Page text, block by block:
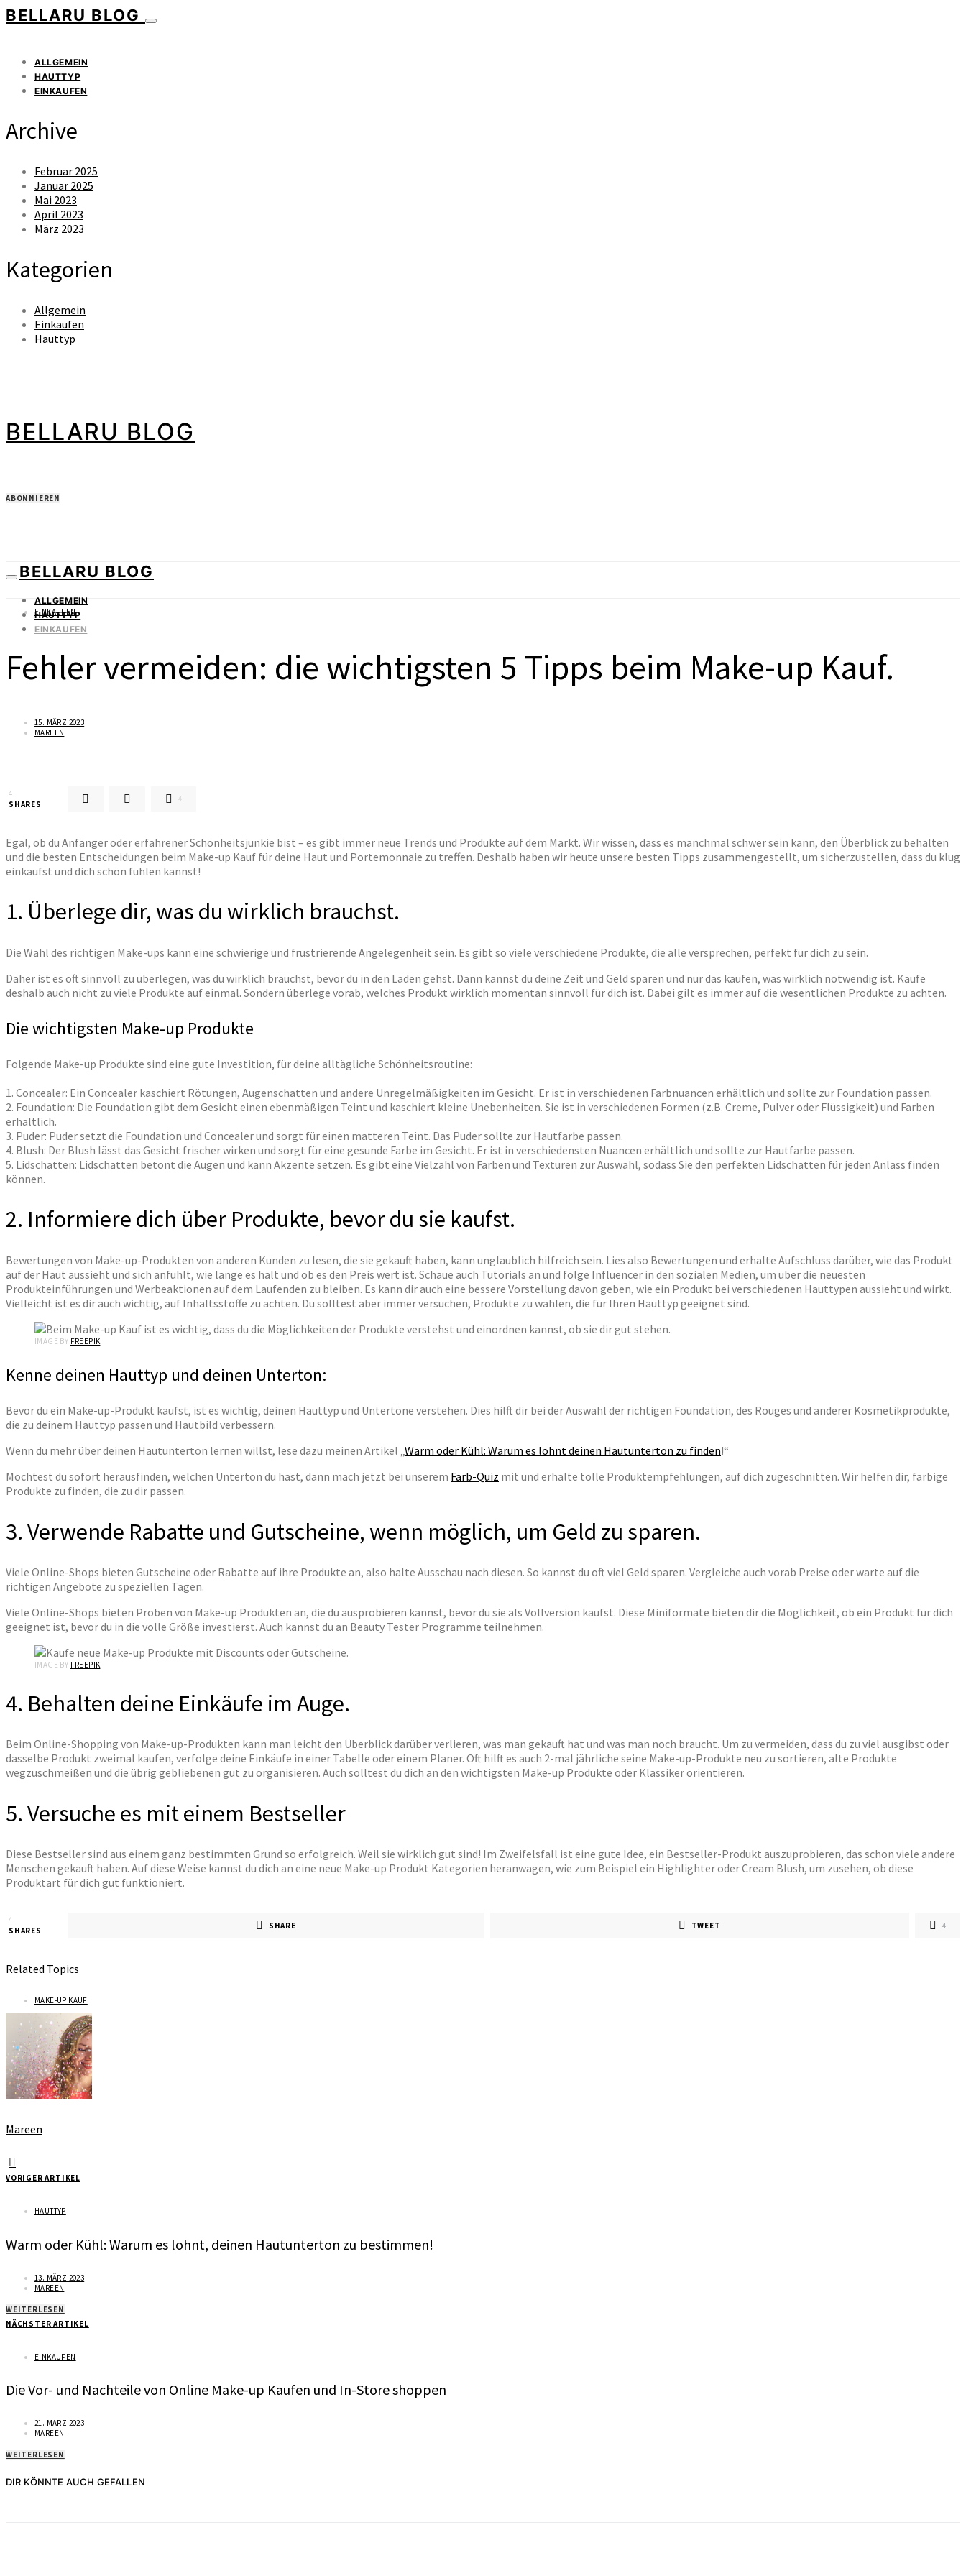
BELLARU BLOG
ALLGEMEIN
HAUTTYP
EINKAUFEN
Archive
Februar 2025
Januar 2025
Mai 2023
April 2023
März 2023
Kategorien
Allgemein
Einkaufen
Hauttyp
BELLARU BLOG
ABONNIEREN
BELLARU BLOG
ALLGEMEIN
HAUTTYP
EINKAUFEN
EINKAUFEN
Fehler vermeiden: die wichtigsten 5 Tipps beim Make-up Kauf.
15. MÄRZ 2023
MAREEN
4
SHARES
4
Egal, ob du Anfänger oder erfahrener Schönheitsjunkie bist – es gibt immer neue Trends und Produkte auf dem Markt. Wir wissen, dass es manchmal schwer sein kann, den Überblick zu behalten
und die besten Entscheidungen beim Make-up Kauf für deine Haut und Portemonnaie zu treffen. Deshalb haben wir heute unsere besten Tipps zusammengestellt, um sicherzustellen, dass du klug
einkaufst und dich schön fühlen kannst!
1. Überlege dir, was du wirklich brauchst.
Die Wahl des richtigen Make-ups kann eine schwierige und frustrierende Angelegenheit sein. Es gibt so viele verschiedene Produkte, die alle versprechen, perfekt für dich zu sein.
Daher ist es oft sinnvoll zu überlegen, was du wirklich brauchst, bevor du in den Laden gehst. Dann kannst du deine Zeit und Geld sparen und nur das kaufen, was wirklich notwendig ist. Kaufe
deshalb auch nicht zu viele Produkte auf einmal. Sondern überlege vorab, welches Produkt wirklich momentan sinnvoll für dich ist. Dabei gilt es immer auf die wesentlichen Produkte zu achten.
Die wichtigsten Make-up Produkte
Folgende Make-up Produkte sind eine gute Investition, für deine alltägliche Schönheitsroutine:
1. Concealer: Ein Concealer kaschiert Rötungen, Augenschatten und andere Unregelmäßigkeiten im Gesicht. Er ist in verschiedenen Farbnuancen erhältlich und sollte zur Foundation passen.
2. Foundation: Die Foundation gibt dem Gesicht einen ebenmäßigen Teint und kaschiert kleine Unebenheiten. Sie ist in verschiedenen Formen (z.B. Creme, Pulver oder Flüssigkeit) und Farben
erhältlich.
3. Puder: Puder setzt die Foundation und Concealer und sorgt für einen matteren Teint. Das Puder sollte zur Hautfarbe passen.
4. Blush: Der Blush lässt das Gesicht frischer wirken und sorgt für eine gesunde Farbe im Gesicht. Er ist in verschiedensten Nuancen erhältlich und sollte zur Hautfarbe passen.
5. Lidschatten: Lidschatten betont die Augen und kann Akzente setzen. Es gibt eine Vielzahl von Farben und Texturen zur Auswahl, sodass Sie den perfekten Lidschatten für jeden Anlass finden
können.
2. Informiere dich über Produkte, bevor du sie kaufst.
Bewertungen von Make-up-Produkten von anderen Kunden zu lesen, die sie gekauft haben, kann unglaublich hilfreich sein. Lies also Bewertungen und erhalte Aufschluss darüber, wie das Produkt
auf der Haut aussieht und sich anfühlt, wie lange es hält und ob es den Preis wert ist. Schaue auch Tutorials an und folge Influencer in den sozialen Medien, um über die neuesten
Produkteinführungen und Werbeaktionen auf dem Laufenden zu bleiben. Es kann dir auch eine bessere Vorstellung davon geben, wie ein Produkt bei verschiedenen Hauttypen aussieht und wirkt.
Vielleicht ist es dir auch wichtig, auf Inhaltsstoffe zu achten. Du solltest aber immer versuchen, Produkte zu wählen, die für Ihren Hauttyp geeignet sind.
IMAGE BY FREEPIK
Kenne deinen Hauttyp und deinen Unterton:
Bevor du ein Make-up-Produkt kaufst, ist es wichtig, deinen Hauttyp und Untertöne verstehen. Dies hilft dir bei der Auswahl der richtigen Foundation, des Rouges und anderer Kosmetikprodukte,
die zu deinem Hauttyp passen und Hautbild verbessern.
Wenn du mehr über deinen Hautunterton lernen willst, lese dazu meinen Artikel „Warm oder Kühl: Warum es lohnt deinen Hautunterton zu finden!“
Möchtest du sofort herausfinden, welchen Unterton du hast, dann mach jetzt bei unserem Farb-Quiz mit und erhalte tolle Produktempfehlungen, auf dich zugeschnitten. Wir helfen dir, farbige
Produkte zu finden, die zu dir passen.
3. Verwende Rabatte und Gutscheine, wenn möglich, um Geld zu sparen.
Viele Online-Shops bieten Gutscheine oder Rabatte auf ihre Produkte an, also halte Ausschau nach diesen. So kannst du oft viel Geld sparen. Vergleiche auch vorab Preise oder warte auf die
richtigen Angebote zu speziellen Tagen.
Viele Online-Shops bieten Proben von Make-up Produkten an, die du ausprobieren kannst, bevor du sie als Vollversion kaufst. Diese Miniformate bieten dir die Möglichkeit, ob ein Produkt für dich
geeignet ist, bevor du in die volle Größe investierst. Auch kannst du an Beauty Tester Programme teilnehmen.
IMAGE BY FREEPIK
4. Behalten deine Einkäufe im Auge.
Beim Online-Shopping von Make-up-Produkten kann man leicht den Überblick darüber verlieren, was man gekauft hat und was man noch braucht. Um zu vermeiden, dass du zu viel ausgibst oder
dasselbe Produkt zweimal kaufen, verfolge deine Einkäufe in einer Tabelle oder einem Planer. Oft hilft es auch 2-mal jährliche seine Make-up-Produkte neu zu sortieren, alte Produkte
wegzuschmeißen und die übrig gebliebenen gut zu organisieren. Auch solltest du dich an den wichtigsten Make-up Produkte oder Klassiker orientieren.
5. Versuche es mit einem Bestseller
Diese Bestseller sind aus einem ganz bestimmten Grund so erfolgreich. Weil sie wirklich gut sind! Im Zweifelsfall ist eine gute Idee, ein Bestseller-Produkt auszuprobieren, das schon viele andere
Menschen gekauft haben. Auf diese Weise kannst du dich an eine neue Make-up Produkt Kategorien heranwagen, wie zum Beispiel ein Highlighter oder Cream Blush, um zusehen, ob diese
Produktart für dich gut funktioniert.
4
SHARES
SHARE TWEET 4
Related Topics
MAKE-UP KAUF
Mareen
VORIGER ARTIKEL
HAUTTYP
Warm oder Kühl: Warum es lohnt, deinen Hautunterton zu bestimmen!
13. MÄRZ 2023
MAREEN
WEITERLESEN
NÄCHSTER ARTIKEL
EINKAUFEN
Die Vor- und Nachteile von Online Make-up Kaufen und In-Store shoppen
21. MÄRZ 2023
MAREEN
WEITERLESEN
DIR KÖNNTE AUCH GEFALLEN